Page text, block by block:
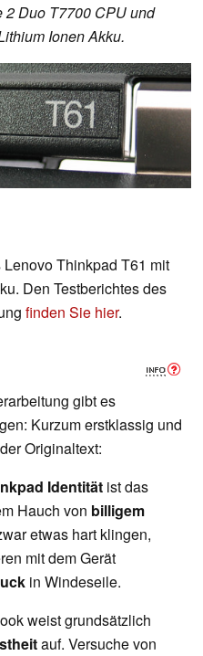
2 Duo T7700 CPU und
Ionen Akku.
Thinkpad T61 mit
Den Testberichtes des
finden Sie hier.
gibt es
Kurzum erstklassig und
Originaltext:
Identität ist das
Hauch von billigem
etwas hart klingen,
mit dem Gerät
in Windeseile.
weist grundsätzlich
auf. Versuche von